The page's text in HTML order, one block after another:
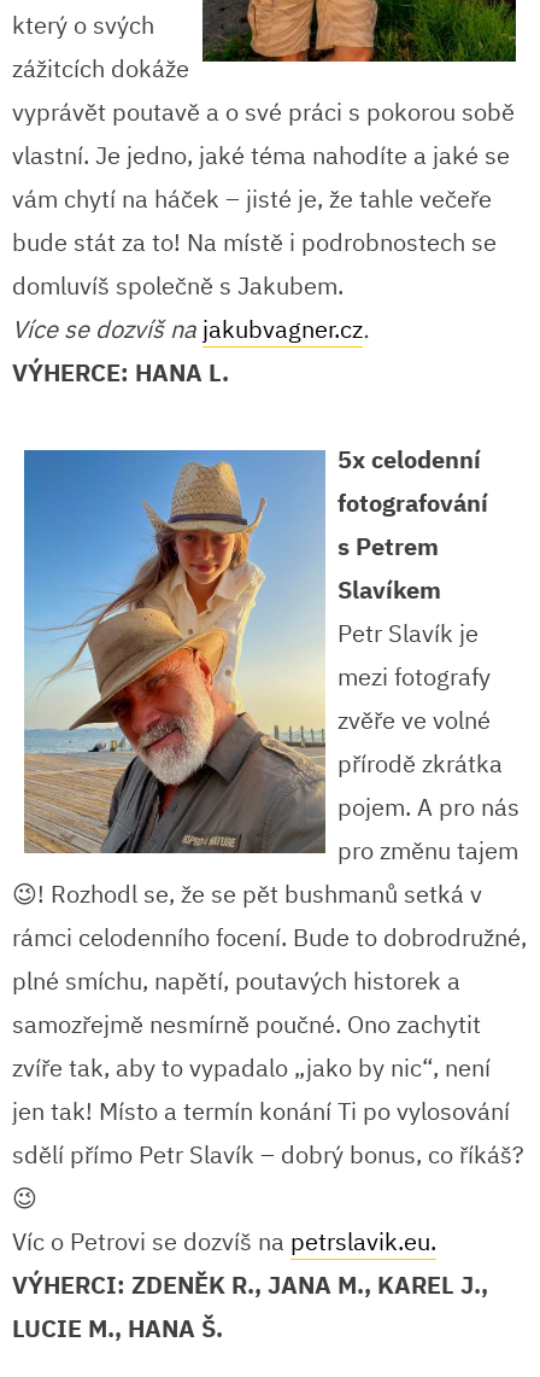
který o svých
zážitcích dokáže
vyprávět poutavě a o své práci s pokorou sobě
vlastní. Je jedno, jaké téma nahodíte a jaké se
vám chytí na háček – jisté je, že tahle večeře
bude stát za to! Na místě i podrobnostech se
domluvíš společně s Jakubem.
Více se dozvíš na jakubvagner.cz.
VÝHERCE: HANA L.
5x celodenní
fotografování
s Petrem
Slavíkem
Petr Slavík je
mezi fotografy
zvěře ve volné
přírodě zkrátka
pojem. A pro nás
pro změnu tajem
😉! Rozhodl se, že se pět bushmanů setká v
rámci celodenního focení. Bude to dobrodružné,
plné smíchu, napětí, poutavých historek a
samozřejmě nesmírně poučné. Ono zachytit
zvíře tak, aby to vypadalo „jako by nic“, není
jen tak! Místo a termín konání Ti po vylosování
sdělí přímo Petr Slavík – dobrý bonus, co říkáš?
😉
Víc o Petrovi se dozvíš na petrslavik.eu.
VÝHERCI: ZDENĚK R., JANA M., KAREL J.,
LUCIE M., HANA Š.